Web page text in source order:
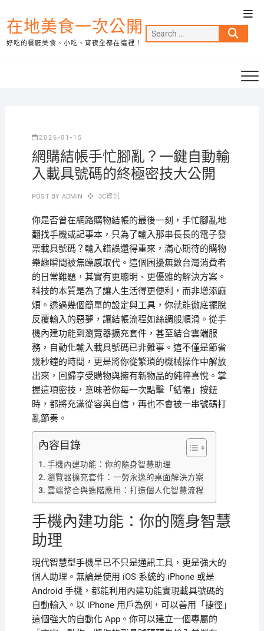
to
content
在地美食一次公開
好吃的餐廳美食、小吃、宵夜全都在這裡！
Search
…
2026-01-15
網購結帳手忙腳亂？一鍵自動輸
入載具號碼的終極密技大公開
POST BY ADMIN 3C資訊
你是否曾在網路購物結帳的最後一刻，手忙腳亂地
翻找手機或記事本，只為了輸入那串長長的電子發
票載具號碼？輸入錯誤還得重來，滿心期待的購物
樂趣瞬間被焦躁感取代。這個困擾無數台灣消費者
的日常難題，其實有更聰明、更優雅的解決方案。
科技的本質是為了讓人生活得更便利，而非增添麻
煩。透過幾個簡單的設定與工具，你就能徹底擺脫
反覆輸入的惡夢，讓結帳流程如絲綢般順滑。從手
機內建功能到瀏覽器擴充套件，甚至結合雲端服
務，自動化輸入載具號碼已非難事。這不僅是節省
幾秒鐘的時間，更是將你從繁瑣的機械操作中解放
出來，回歸享受購物與擁有新物品的純粹喜悅。掌
握這項密技，意味著你每一次點擊「結帳」按鈕
時，都將充滿從容與自信，再也不會被一串號碼打
亂節奏。
內容目錄
手機內建功能：你的隨身智慧助理
瀏覽器擴充套件：一勞永逸的桌面解決方案
雲端整合與進階應用：打造個人化智慧流程
手機內建功能：你的隨身智慧
助理
現代智慧型手機早已不只是通訊工具，更是強大的
個人助理。無論是使用 iOS 系統的 iPhone 或是
Android 手機，都能利用內建功能實現載具號碼的
自動輸入。以 iPhone 用戶為例，可以善用「捷徑」
這個強大的自動化 App。你可以建立一個專屬的